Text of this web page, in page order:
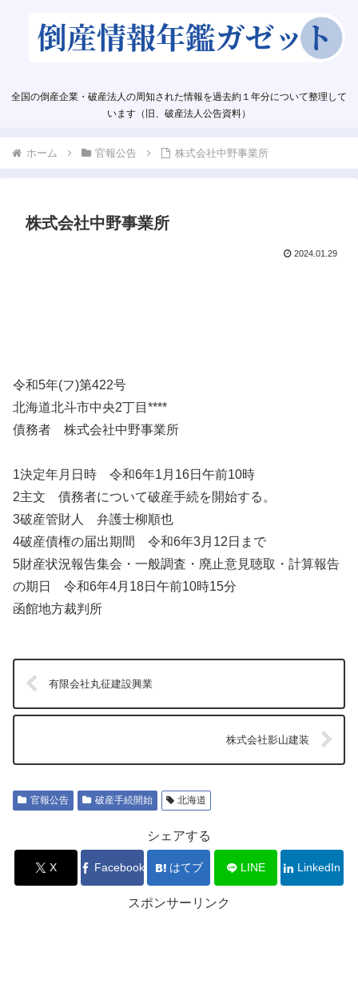
全国の倒産企業・破産法人の周知された情報を過去約１年分について整理して
います（旧、破産法人公告資料）
ホーム 官報公告 株式会社中野事業所
株式会社中野事業所
2024.01.29
令和5年(フ)第422号
北海道北斗市中央2丁目****
債務者 株式会社中野事業所
1決定年月日時 令和6年1月16日午前10時
2主文 債務者について破産手続を開始する。
3破産管財人 弁護士柳順也
4破産債権の届出期間 令和6年3月12日まで
5財産状況報告集会・一般調査・廃止意見聴取・計算報告
の期日 令和6年4月18日午前10時15分
函館地方裁判所
有限会社丸征建設興業
株式会社影山建装
官報公告 破産手続開始 北海道
シェアする
X Facebook はてブ LINE LinkedIn
スポンサーリンク